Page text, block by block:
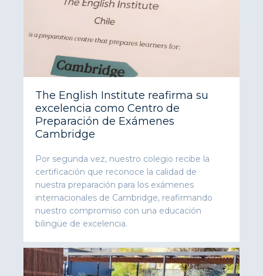
The English Institute reafirma su
excelencia como Centro de
Preparación de Exámenes
Cambridge
Por segunda vez, nuestro colegio recibe la
certificación que reconoce la calidad de
nuestra preparación para los exámenes
internacionales de Cambridge, reafirmando
nuestro compromiso con una educación
bilingüe de excelencia.